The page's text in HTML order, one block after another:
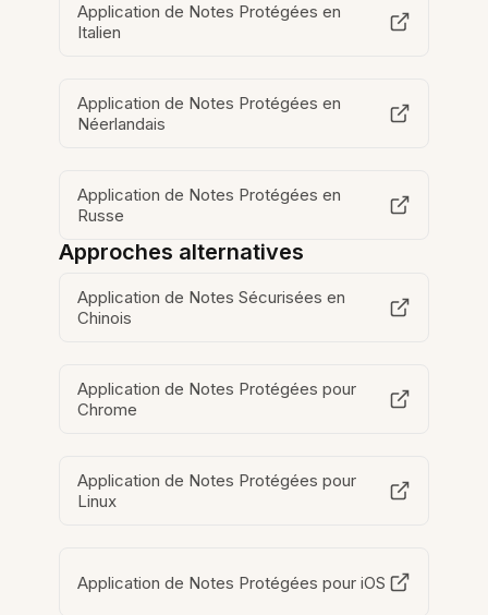
Application de Notes Protégées en
Italien
Application de Notes Protégées en
Néerlandais
Application de Notes Protégées en
Russe
Approches alternatives
Application de Notes Sécurisées en
Chinois
Application de Notes Protégées pour
Chrome
Application de Notes Protégées pour
Linux
Application de Notes Protégées pour iOS